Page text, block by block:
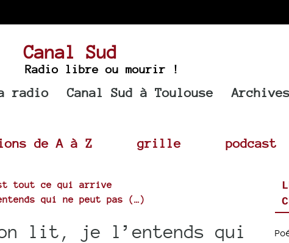
Canal Sud
Radio libre ou mourir !
radio Canal Sud à Toulouse
de A à Z grille podcast
tout ce qui arrive
qui ne peut pas (…)
lit, je l’entends qui